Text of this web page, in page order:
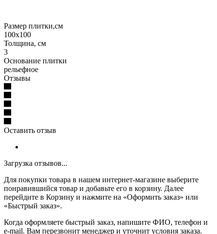
Размер плитки,см
100х100
Толщина, см
3
Основание плитки
рельефное
Отзывы
Оставить отзыв
Загрузка отзывов...
Для покупки товара в нашем интернет-магазине выберите
понравившийся товар и добавьте его в корзину. Далее
перейдите в Корзину и нажмите на «Оформить заказ» или
«Быстрый заказ».
Когда оформляете быстрый заказ, напишите ФИО, телефон и
e-mail. Вам перезвонит менеджер и уточнит условия заказа.